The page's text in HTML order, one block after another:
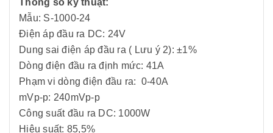
Thông số kỹ thuật:
Mẫu: S-1000-24
Điện áp đầu ra DC: 24V
Dung sai điện áp đầu ra ( Lưu ý 2): ±1%
Dòng điện đầu ra định mức: 41A
Phạm vi dòng điện đầu ra: 0-40A
mVp-p: 240mVp-p
Công suất đầu ra DC: 1000W